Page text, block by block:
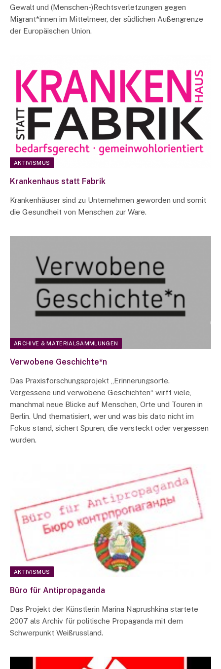
Gewalt und (Menschen-)Rechtsverletzungen gegen
Migrant*innen im Mittelmeer, der südlichen Außengrenze
der Europäischen Union.
AKTIVISMUS
Krankenhaus statt Fabrik
Krankenhäuser sind zu Unternehmen geworden und somit
die Gesundheit von Menschen zur Ware.
ARCHIVE & MATERIALSAMMLUNGEN
Verwobene Geschichte*n
Das Praxisforschungsprojekt „Erinnerungsorte.
Vergessene und verwobene Geschichten“ wirft viele,
manchmal neue Blicke auf Menschen, Orte und Touren in
Berlin. Und thematisiert, wer und was bis dato nicht im
Fokus stand, sichert Spuren, die versteckt oder vergessen
wurden.
AKTIVISMUS
Büro für Antipropaganda
Das Projekt der Künstlerin Marina Naprushkina startete
2007 als Archiv für politische Propaganda mit dem
Schwerpunkt Weißrussland.